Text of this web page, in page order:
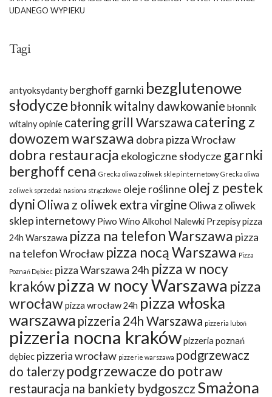
UDANEGO WYPIEKU
Tagi
antyoksydanty berghoff garnki bezglutenowe
słodycze błonnik witalny dawkowanie błonnik
witalny opinie catering grill Warszawa catering z
dowozem warszawa dobra pizza Wrocław
dobra restauracja ekologiczne słodycze garnki
berghoff cena Grecka oliwa z oliwek sklep internetowy Grecka oliwa
z oliwek sprzedaż nasiona strączkowe oleje roślinne olej z pestek
dyni Oliwa z oliwek extra virgine Oliwa z oliwek
sklep internetowy Piwo Wino Alkohol Nalewki Przepisypizza
24h Warszawa pizza na telefon Warszawa pizza
na telefon Wrocław pizza nocą Warszawa Pizza
Poznań Dębiec pizza Warszawa 24h pizza w nocy
krakówpizza w nocy Warszawa pizza
wrocławpizza wrocław 24h pizza włoska
warszawa pizzeria 24h Warszawa pizzeria luboń
pizzeria nocna krakówpizzeria poznań
dębiec pizzeria wrocław pizzerie warszawa podgrzewacz
do talerzy podgrzewacze do potraw
restauracja na bankiety bydgoszcz Smażona